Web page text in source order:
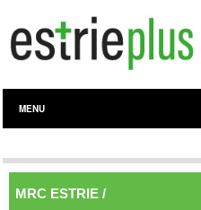
MENU
MRC ESTRIE /